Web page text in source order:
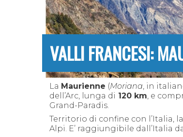
VALLI FRANCESI:
La Maurienne (Moriana, in
dell’Arc, lunga di 120 km, e
Grand-Paradis.
Territorio di confine con l’Italia,
Alpi. E’ raggiungibile dall’Italia